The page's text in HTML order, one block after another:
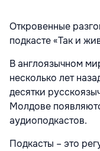
Откровенные
подкасте «Так и
В англоязычном
несколько лет
десятки
Молдове
аудиоподкастов.
Подкасты – это